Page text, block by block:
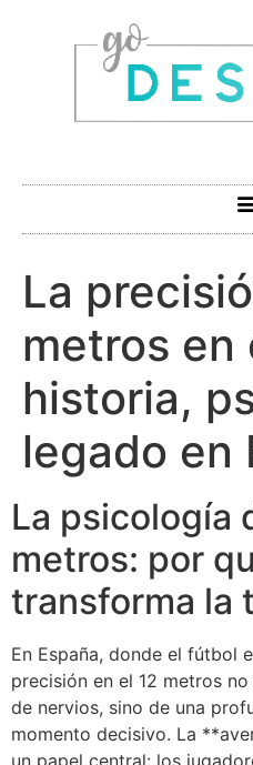
La
metros en
historia,
legado en
La psicología
metros: por
transforma la
En España, donde el fútbol
precisión en el 12 metros
de nervios, sino de una
momento decisivo. La
un papel central: los